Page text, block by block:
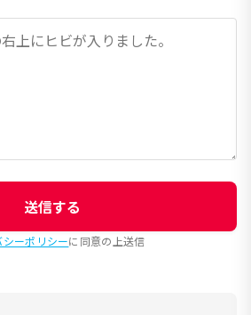
送信する
ーポリシーに同意の上送信